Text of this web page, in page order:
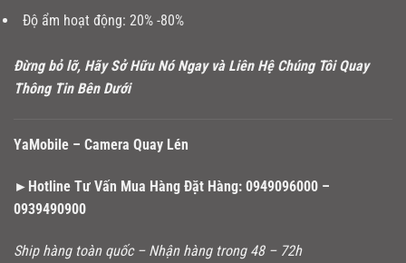
Độ ẩm hoạt động: 20% -80%
Đừng bỏ lỡ, Hãy Sở Hữu Nó Ngay và Liên Hệ Chúng Tôi Quay
Thông Tin Bên Dưới
YaMobile – Camera Quay Lén
►Hotline Tư Vấn Mua Hàng Đặt Hàng: 0949096000 –
0939490900
Ship hàng toàn quốc – Nhận hàng trong 48 – 72h